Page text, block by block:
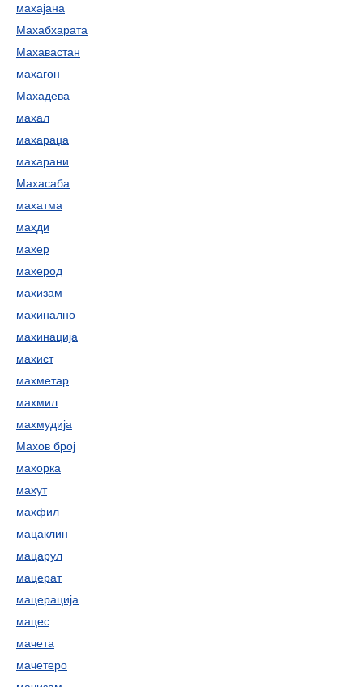
махајана
Махабхарата
Махавастан
махагон
Махадева
махал
махараџа
махарани
Махасаба
махатма
махди
махер
махерод
махизам
махинално
махинација
махист
махметар
махмил
махмудија
Махов број
махорка
махут
махфил
мацаклин
мацарул
мацерат
мацерација
мацес
мачета
мачетеро